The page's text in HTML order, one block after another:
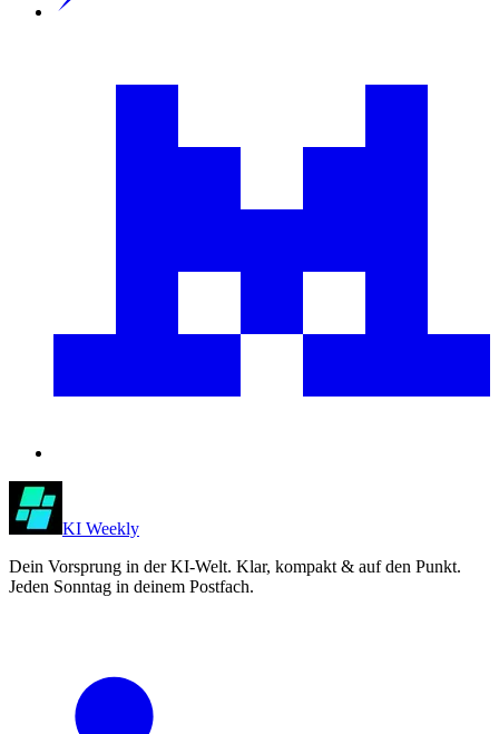
KI Weekly
Dein Vorsprung in der KI-Welt. Klar, kompakt & auf den Punkt.
Jeden Sonntag in deinem Postfach.